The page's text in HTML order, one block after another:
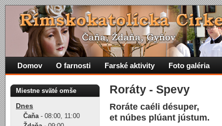
Roráty - Spevy
Roráte caéli désuper,
et núbes plúant jústum.
Domov O farnosti Farské aktivity Foto galéria
Miestne sväté omše
Dnes
Čaňa- 08:00, 11:00